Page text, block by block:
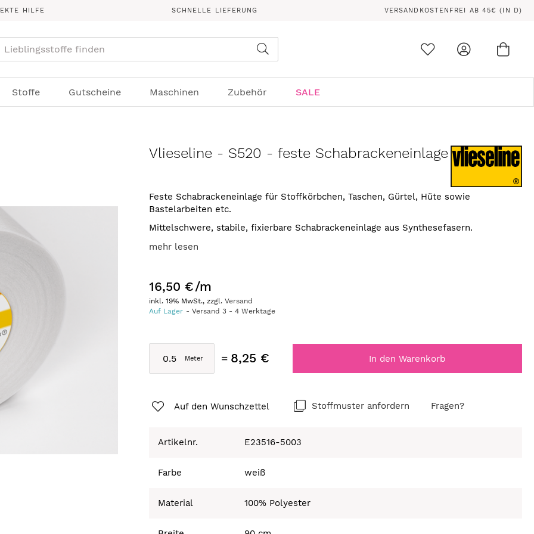
HILFE SCHNELLE LIEFERUNG VERSANDKOSTENFREI AB 45€ (IN D)
Stoffe Gutscheine Maschinen Zubehör SALE
Vlieseline - S520 - feste Schabrackeneinlage
Feste Schabrackeneinlage für Stoffkörbchen, Taschen, Gürtel, Hüte sowie
Bastelarbeiten etc.
Mittelschwere, stabile, fixierbare Schabrackeneinlage aus Synthesefasern.
mehr lesen
16,50 €/m
inkl. 19% MwSt., zzgl.Versand
Auf Lager
Versand3 -4 Werktage
8,25 € In den Warenkorb
Auf den Wunschzettel Stoffmuster anfordern Fragen?
Artikelnr. E23516-5003
Farbe weiß
Material 100% Polyester